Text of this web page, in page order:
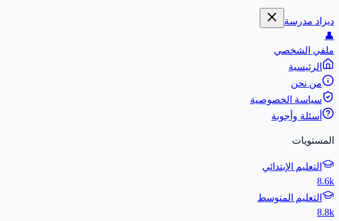
ديزاد مدرسة
👤
ملفي الشخصي
الرئيسية
من نحن
سياسة الخصوصية
أسئلة وأجوبة
المستويات
التعليم الإبتدائي
8.6k
التعليم المتوسط
8.8k